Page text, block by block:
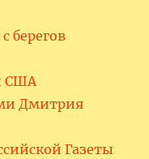
берегов
США
Дмитрия
Газеты